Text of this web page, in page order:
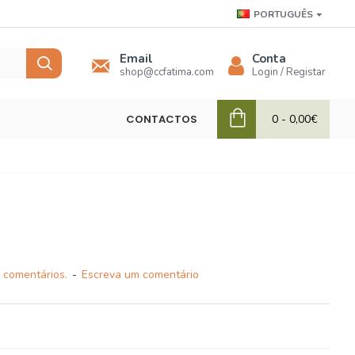
PORTUGUÊS
Email
shop@ccfatima.com
Conta
Login / Registar
CONTACTOS 0 - 0,00€
- Escreva um comentário